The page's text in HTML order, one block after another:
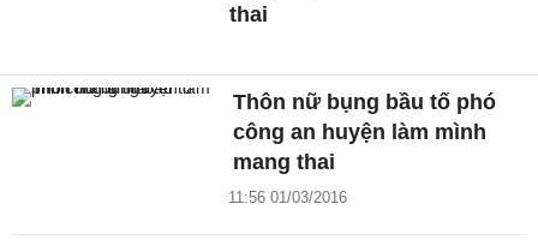
thai
Thôn nữ bụng bầu tố phó
công an huyện làm mình
mang thai
11:56 01/03/2016